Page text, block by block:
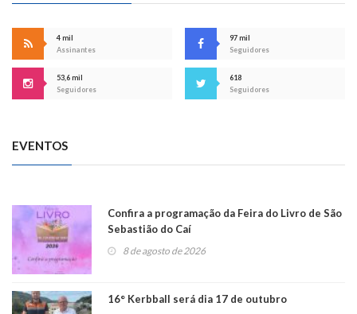
4 mil
Assinantes
97 mil
Seguidores
53,6 mil
Seguidores
618
Seguidores
EVENTOS
Confira a programação da Feira do Livro de São
Sebastião do Caí
8 de agosto de 2026
16° Kerbball será dia 17 de outubro